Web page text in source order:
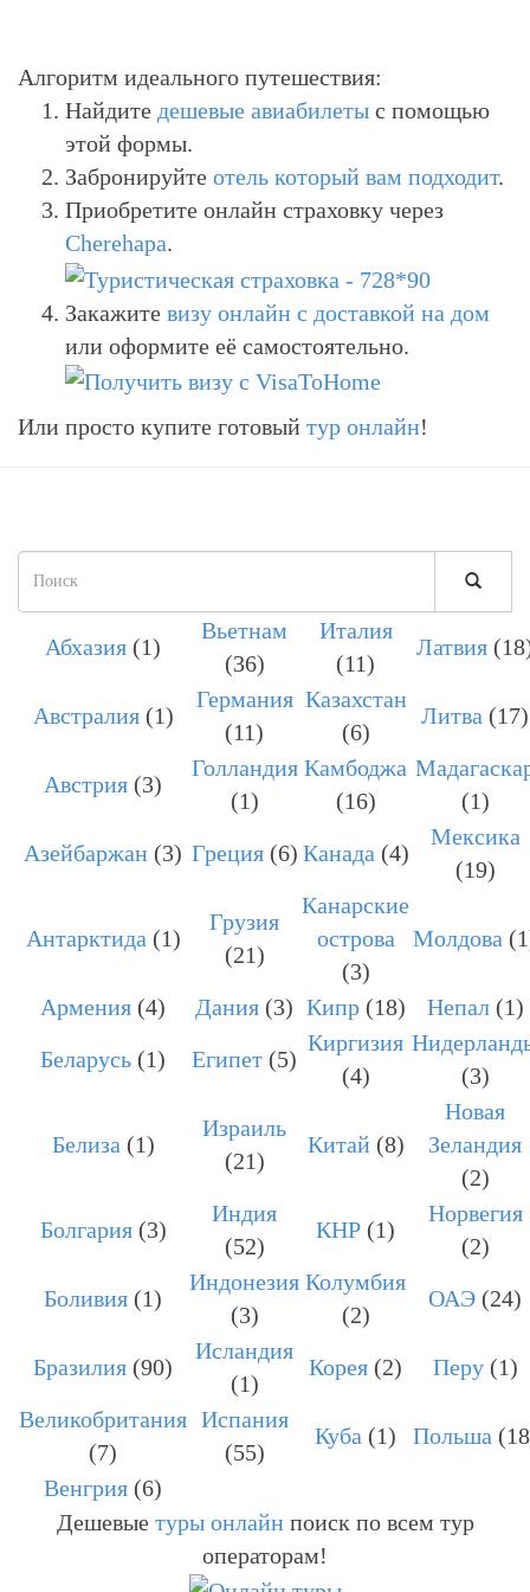
Алгоритм идеального путешествия:
Найдите дешевые авиабилеты с помощью
этой формы.
Забронируйте отель который вам подходит.
Приобретите онлайн страховку через
Cherehapa.
Закажите визу онлайн с доставкой на дом
или оформите её самостоятельно.
Или просто купите готовый тур онлайн!
Форма
поиска
ПОИСК
Абхазия (1)
Вьетнам
(36)
Италия
(11)
Латвия
Австралия (1)
Германия
(11)
Казахстан
(6)
Литва (17)
Австрия (3)
Голландия
(1)
Камбоджа
(16)
(1)
Азейбаржан (3) Греция (6) Канада (4)
Мексика
(19)
Антарктида (1)
Грузия
(21)
Канарские
острова
(3)
Молдова
Армения (4) Дания (3) Кипр (18) Непал (1)
Беларусь (1) Египет (5)
Киргизия
(4)
(3)
Белиза (1)
Израиль
(21)
Китай (8)
Новая
Зеландия
(2)
Болгария (3)
Индия
(52)
КНР (1)
Норвегия
(2)
Боливия (1)
Индонезия
(3)
Колумбия
(2)
ОАЭ (24)
Бразилия (90)
Исландия
(1)
Корея (2) Перу (1)
Великобритания
(7)
Испания
(55)
Куба (1) Польша
Венгрия (6)
Дешевые туры онлайн поиск по всем тур
операторам!